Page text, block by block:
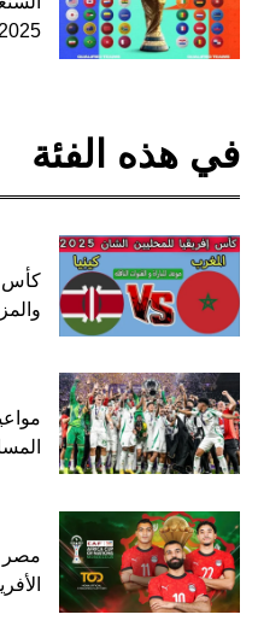
2025
في هذه الفئة
مصر